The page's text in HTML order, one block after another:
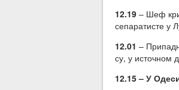
12.19 – Шеф
сепаратисте у
12.01 –
су, у источном
12.15 – У